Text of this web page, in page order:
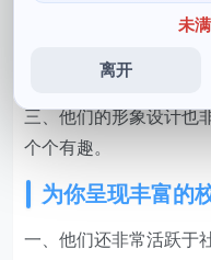
未
离开
二、cos校园博主，作
画作看着就能带给人们
博上发布的“校园日记”系
三、他们的形象设计也
个个有趣。
为你呈现丰富的
一、他们还非常活跃于